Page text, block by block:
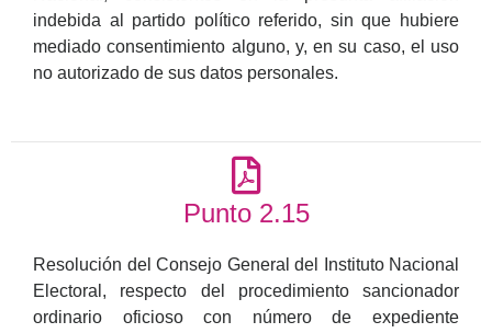
indebida al partido político referido, sin que hubiere
mediado consentimiento alguno, y, en su caso, el uso
no autorizado de sus datos personales.
Punto 2.15
Resolución del Consejo General del Instituto Nacional
Electoral, respecto del procedimiento sancionador
ordinario oficioso con número de expediente